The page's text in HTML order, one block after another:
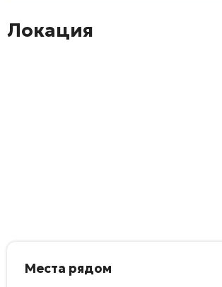
Локация
Места рядом